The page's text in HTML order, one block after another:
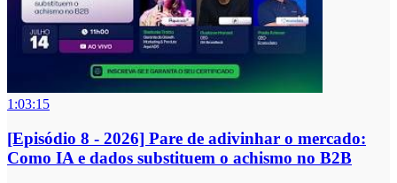
1:03:15
[Episódio 8 - 2026] Pare de adivinhar o mercado:
Como IA e dados substituem o achismo no B2B